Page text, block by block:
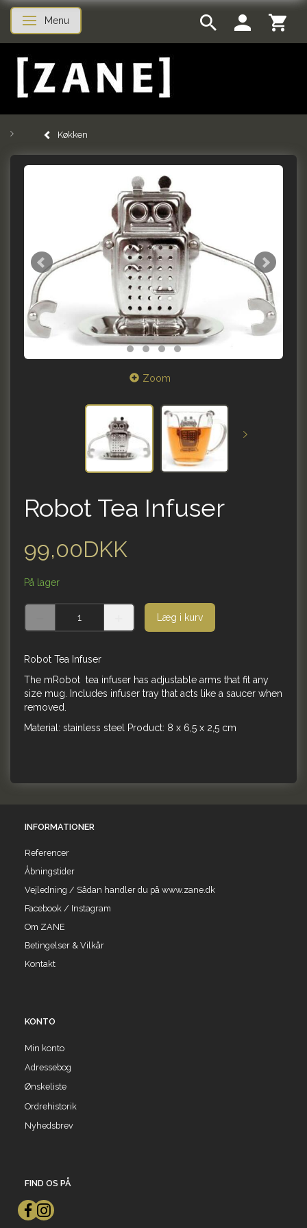
Skifte navigation
Menu
Køkken
Zoom
Robot Tea Infuser
99,00DKK
På lager
Læg i kurv
Robot Tea Infuser
The mRobot tea infuser has adjustable arms that fit any
size mug. Includes infuser tray that acts like a saucer when
removed.
Material: stainless steel Product: 8 x 6,5 x 2,5 cm
INFORMATIONER
Referencer
Åbningstider
Vejledning / Sådan handler du på www.zane.dk
Facebook / Instagram
Om ZANE
Betingelser & Vilkår
Kontakt
KONTO
Min konto
Adressebog
Ønskeliste
Ordrehistorik
Nyhedsbrev
FIND OS PÅ